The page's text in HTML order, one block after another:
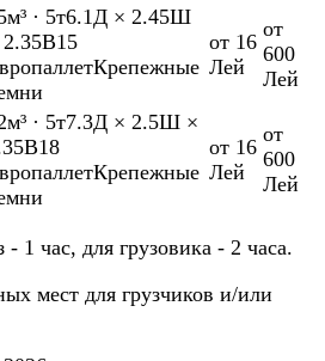
· 5т6.1Д × 2.45Ш
2.35В15
Крепежные
от 16
Лей
от
600
Лей
· 5т7.3Д × 2.5Ш ×
18
Крепежные
от 16
Лей
от
600
Лей
1 час, для грузовика - 2 часа.
мест для грузчиков и/или